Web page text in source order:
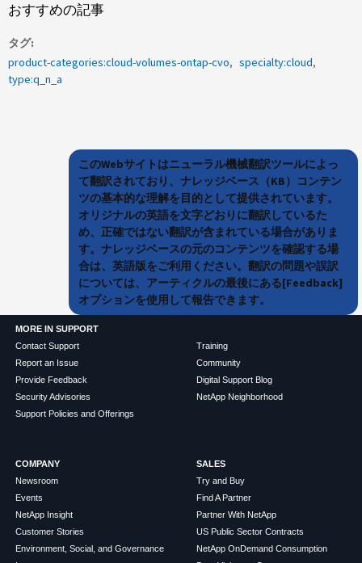
おすすめの記事
タグ
product-categories:cloud-volumes-ontap-cvo
specialty:cloud
type:q_n_a
このWebサイトはニューラル機械翻訳ツールによっ
て翻訳されており、ナレッジベース（KB）コンテン
ツの基本的な理解を目的として提供されています。
オリジナルの英語を文字どおりに翻訳しているた
め、正確ではない翻訳が含まれている場合がありま
す。ナレッジベースの元のコンテンツを確認する場
合は、英語版をご利用ください。翻訳の問題や誤訳
については、アーティクルの最後にある[Feedback]
オプションを使用して報告できます。
MORE IN SUPPORT
Contact Support
Report an Issue
Provide Feedback
Security Advisories
Support Policies and Offerings
Training
Community
Digital Support Blog
NetApp Neighborhood
COMPANY
Newsroom
Events
NetApp Insight
Customer Stories
Environment, Social, and Governance
SALES
Try and Buy
Find A Partner
Partner With NetApp
US Public Sector Contracts
NetApp OnDemand Consumption